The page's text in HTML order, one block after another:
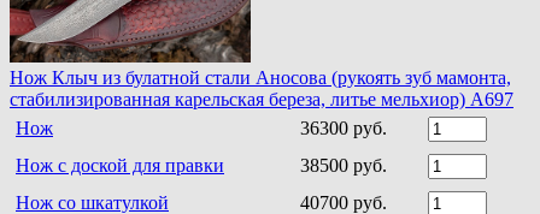
Нож Клыч из булатной стали Аносова (рукоять зуб мамонта,
стабилизированная карельская береза, литье мельхиор) A697
Нож
36300 руб.
Нож с доской для правки
38500 руб.
Нож со шкатулкой
40700 руб.